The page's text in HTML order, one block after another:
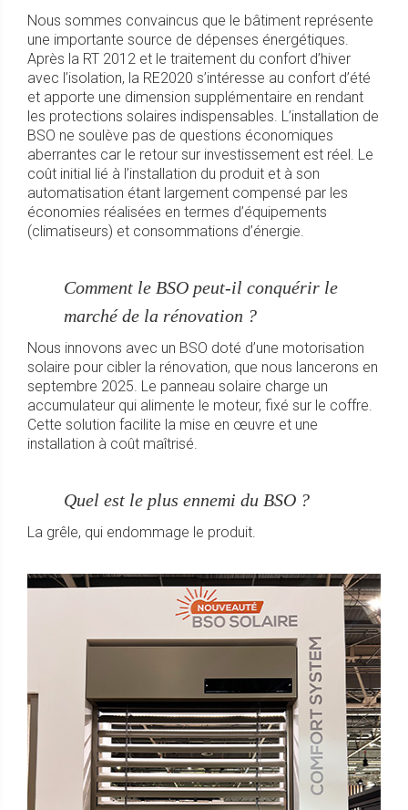
Nous sommes convaincus que le bâtiment représente
une importante source de dépenses énergétiques.
Après la RT 2012 et le traitement du confort d’hiver
avec l’isolation, la RE2020 s’intéresse au confort d’été
et apporte une dimension supplémentaire en rendant
les protections solaires indispensables. L’installation de
BSO ne soulève pas de questions économiques
aberrantes car le retour sur investissement est réel. Le
coût initial lié à l’installation du produit et à son
automatisation étant largement compensé par les
économies réalisées en termes d’équipements
(climatiseurs) et consommations d’énergie.
Comment le BSO peut-il conquérir le
marché de la rénovation ?
Nous innovons avec un BSO doté d’une motorisation
solaire pour cibler la rénovation, que nous lancerons en
septembre 2025. Le panneau solaire charge un
accumulateur qui alimente le moteur, fixé sur le coffre.
Cette solution facilite la mise en œuvre et une
installation à coût maîtrisé.
Quel est le plus ennemi du BSO ?
La grêle, qui endommage le produit.